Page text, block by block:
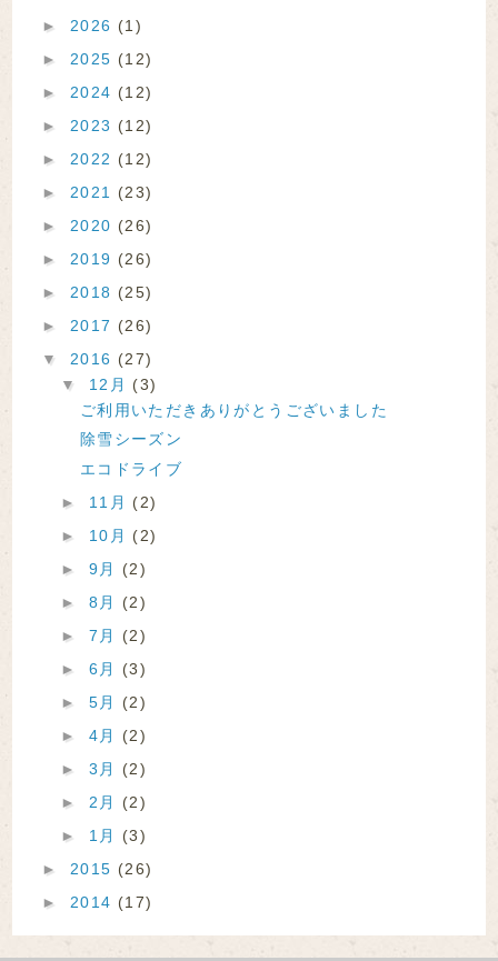
► 2026 (1)
► 2025 (12)
► 2024 (12)
► 2023 (12)
► 2022 (12)
► 2021 (23)
► 2020 (26)
► 2019 (26)
► 2018 (25)
► 2017 (26)
▼ 2016 (27)
▼ 12月 (3)
ご利用いただきありがとうございました
除雪シーズン
エコドライブ
► 11月 (2)
► 10月 (2)
► 9月 (2)
► 8月 (2)
► 7月 (2)
► 6月 (3)
► 5月 (2)
► 4月 (2)
► 3月 (2)
► 2月 (2)
► 1月 (3)
► 2015 (26)
► 2014 (17)